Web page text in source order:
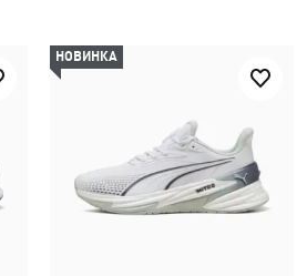
НОВИНКА